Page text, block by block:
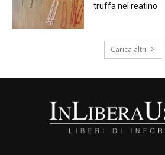
truffa nel reatino
Carica altri